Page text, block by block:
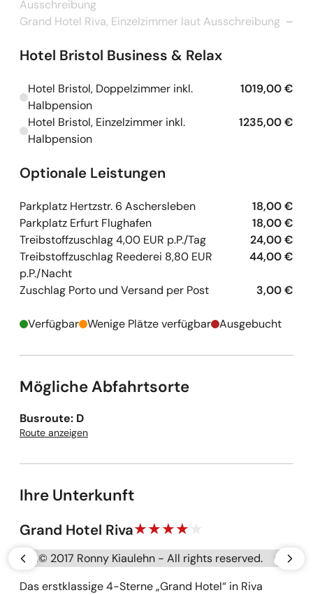
Ausschreibung
Grand Hotel Riva, Einzelzimmer laut Ausschreibung –
Hotel Bristol Business & Relax
Kapazitäten werden geladen
Hotel Bristol, Doppelzimmer inkl.
Halbpension
1019,00 €
Kapazitäten werden geladen
Hotel Bristol, Einzelzimmer inkl.
Halbpension
1235,00 €
Optionale Leistungen
Parkplatz Hertzstr. 6 Aschersleben
18,00 €
Parkplatz Erfurt Flughafen
18,00 €
Treibstoffzuschlag 4,00 EUR p.P./Tag
24,00 €
Treibstoffzuschlag Reederei 8,80 EUR
p.P./Nacht
44,00 €
Zuschlag Porto und Versand per Post 3,00 €
Verfügbar Wenige Plätze verfügbar Ausgebucht
Mögliche Abfahrtsorte
Busroute: D
Route anzeigen
Ihre Unterkunft
Grand Hotel Riva
Galerie überspringen
vorherige
Das erstklassige 4-Sterne „Grand Hotel“ in Riva